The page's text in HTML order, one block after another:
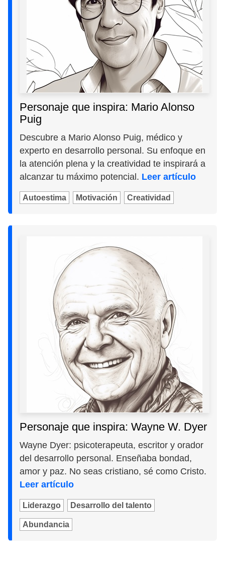
Personaje que inspira: Mario Alonso
Puig
Descubre a Mario Alonso Puig, médico y
experto en desarrollo personal. Su enfoque en
la atención plena y la creatividad te inspirará a
alcanzar tu máximo potencial. Leer artículo
Autoestima Motivación Creatividad
Personaje que inspira: Wayne W. Dyer
Wayne Dyer: psicoterapeuta, escritor y orador
del desarrollo personal. Enseñaba bondad,
amor y paz. No seas cristiano, sé como Cristo.
Leer artículo
Liderazgo Desarrollo del talento
Abundancia